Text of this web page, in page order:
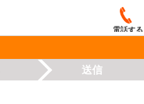
電話する
送信